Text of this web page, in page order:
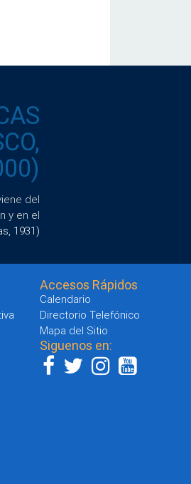
del
y en el
1931)
Accesos Rápidos
Calendario
Directorio Telefónico
Mapa del Sitio
Siguenos en: